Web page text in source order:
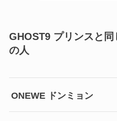
GHOST9 プリンスと同
の人
ONEWE ドンミョン